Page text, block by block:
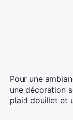
Pour une
une décoration
plaid douillet et